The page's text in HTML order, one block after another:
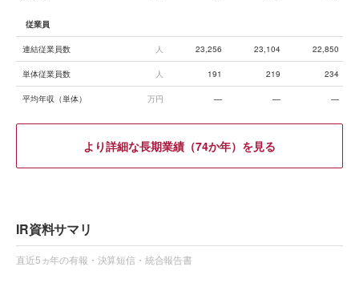
従業員
連結従業員数 人 23,256 23,104 22,850
単体従業員数 人 191 219 234
平均年収（単体） 万円 — — —
より詳細な長期業績（74か年）を見る
IR資料サマリ
直近5ヵ年の有報・決算短信・統合報告書